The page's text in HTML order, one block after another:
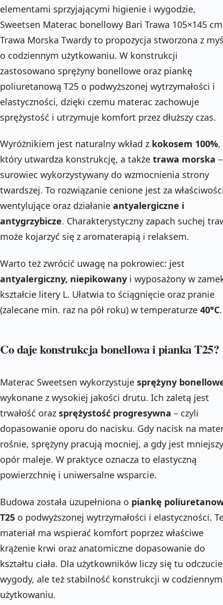
elementami sprzyjającymi higienie i wygodzie,
Sweetsen Materac bonellowy Bari Trawa 105×145 cm
Trawa Morska Twardy to propozycja stworzona z
o codziennym użytkowaniu. W konstrukcji
zastosowano sprężyny bonellowe oraz piankę
poliuretanową T25 o podwyższonej wytrzymałości i
elastyczności, dzięki czemu materac zachowuje
sprężystość i utrzymuje komfort przez dłuższy czas.
Wyróżnikiem jest naturalny wkład z kokosem 100%,
który utwardza konstrukcję, a także trawa morska –
surowiec wykorzystywany do wzmocnienia strony
twardszej. To rozwiązanie cenione jest za
wentylujące oraz działanie antyalergiczne i
antygrzybicze. Charakterystyczny zapach suchej
może kojarzyć się z aromaterapią i relaksem.
Warto też zwrócić uwagę na pokrowiec: jest
antyalergiczny, niepikowany i wyposażony w
kształcie litery L. Ułatwia to ściągnięcie oraz pranie
(zalecane min. raz na pół roku) w temperaturze 40°C.
Co daje konstrukcja bonellowa i pianka T25?
Materac Sweetsen wykorzystuje sprężyny
wykonane z wysokiej jakości drutu. Ich zaletą jest
trwałość oraz sprężystość progresywna – czyli
dopasowanie oporu do nacisku. Gdy nacisk na
rośnie, sprężyny pracują mocniej, a gdy jest
opór maleje. W praktyce oznacza to elastyczną
powierzchnię i uniwersalne wsparcie.
Budowa została uzupełniona o piankę
T25 o podwyższonej wytrzymałości i elastyczności.
materiał ma wspierać komfort poprzez właściwe
krążenie krwi oraz anatomiczne dopasowanie do
kształtu ciała. Dla użytkowników liczy się tu odczucie
wygody, ale też stabilność konstrukcji w codziennym
użytkowaniu.